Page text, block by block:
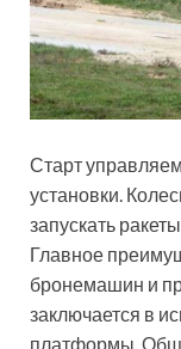
Старт
установки.
запускать
Главное
бронемашин и
заключается в
платформы.